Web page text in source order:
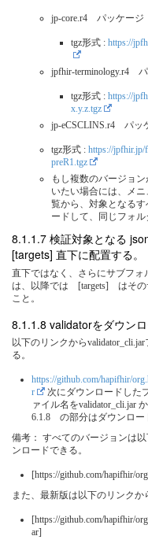
jp-core.r4 パッケージ
tgz形式 : https://
jpfhir-terminology.r4
tgz形式 : https://
x.y.z.tgz
jp-eCSCLINS.r4 パッ
tgz形式 : https://
preR1.tgz
もし複数のバージョ
いたい場合には、メ
覧から、対象となる
ードして、同じフォル
検証対象となる
[targets] 直下に配置する。
直下ではなく、さらにサブフ
は、以降では [targets] はその
こと。
validatorをダウン
以下のリンクから
る。
https://github.com/hapifhir/
r
次にダウンロードした
ァイル名をvalidator_cli.jar
6.1.8 の部分はダウンロー
備考： すべてのバージョンは
ンロードできる。
[https://github.com/hapifhir/
また、最新版は以下のリンクか
[https://github.com/hapifhir/
ar]